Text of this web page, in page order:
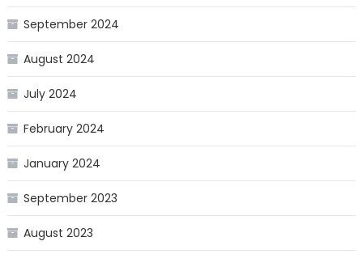
September 2024
August 2024
July 2024
February 2024
January 2024
September 2023
August 2023